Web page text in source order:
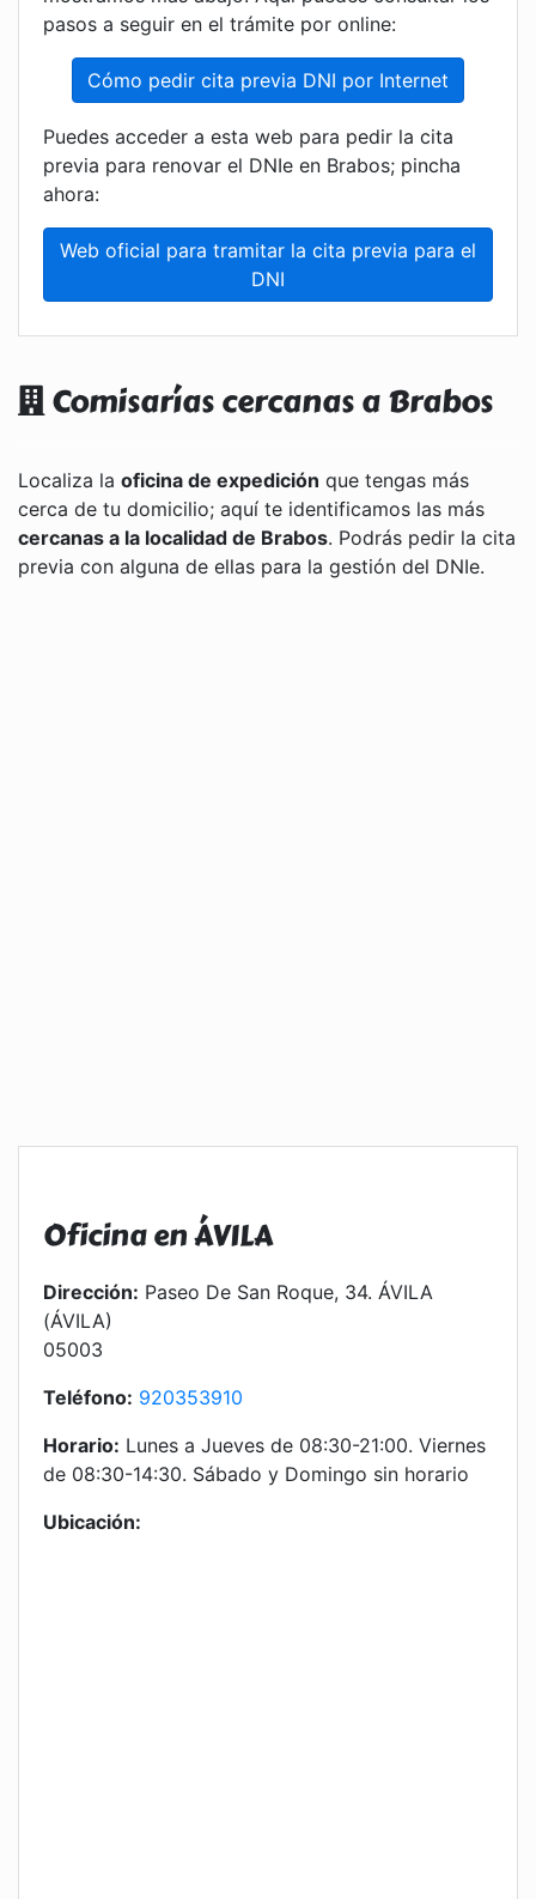
pasos a seguir en el trámite por online:
Cómo pedir cita previa DNI por Internet
Puedes acceder a esta web para pedir la cita
previa para renovar el DNIe en Brabos; pincha
ahora:
Web oficial para tramitar la cita previa para el
DNI
Comisarías cercanas a Brabos
Localiza la oficina de expedición que tengas más
cerca de tu domicilio; aquí te identificamos las más
cercanas a la localidad de Brabos. Podrás pedir la cita
previa con alguna de ellas para la gestión del DNIe.
Oficina en ÁVILA
Dirección: Paseo De San Roque, 34. ÁVILA
(ÁVILA)
05003
Teléfono: 920353910
Horario: Lunes a Jueves de 08:30-21:00. Viernes
de 08:30-14:30. Sábado y Domingo sin horario
Ubicación: